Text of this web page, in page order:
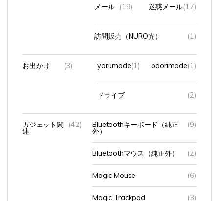
訪問販売（NURO光） (1)
お出かけ (3) yorumode(1) odorimode(1)
ドライブ (2)
ガジェット関 (42) Bluetoothキーボード（純正 (9)
Bluetoothマウス（純正外） (2)
Magic Mouse (6)
Magic Trackpad (3)